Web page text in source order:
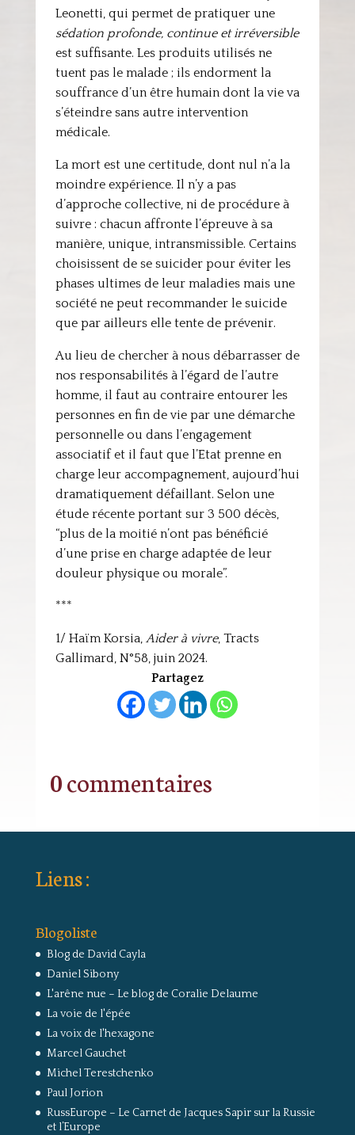
Leonetti, qui permet de pratiquer une
sédation profonde, continue et irréversible
est suffisante. Les produits utilisés ne
tuent pas le malade ; ils endorment la
souffrance d’un être humain dont la vie va
s’éteindre sans autre intervention
médicale.
La mort est une certitude, dont nul n’a la
moindre expérience. Il n’y a pas
d’approche collective, ni de procédure à
suivre : chacun affronte l’épreuve à sa
manière, unique, intransmissible. Certains
choisissent de se suicider pour éviter les
phases ultimes de leur maladies mais une
société ne peut recommander le suicide
que par ailleurs elle tente de prévenir.
Au lieu de chercher à nous débarrasser de
nos responsabilités à l’égard de l’autre
homme, il faut au contraire entourer les
personnes en fin de vie par une démarche
personnelle ou dans l’engagement
associatif et il faut que l’Etat prenne en
charge leur accompagnement, aujourd’hui
dramatiquement défaillant. Selon une
étude récente portant sur 3 500 décès,
“plus de la moitié n’ont pas bénéficié
d’une prise en charge adaptée de leur
douleur physique ou morale”.
***
1/ Haïm Korsia, Aider à vivre, Tracts
Gallimard, N°58, juin 2024.
Partagez
0 commentaires
Liens :
Blogoliste
Blog de David Cayla
Daniel Sibony
L'arêne nue – Le blog de Coralie Delaume
La voie de l'épée
La voix de l'hexagone
Marcel Gauchet
Michel Terestchenko
Paul Jorion
RussEurope – Le Carnet de Jacques Sapir sur la Russie
et l’Europe